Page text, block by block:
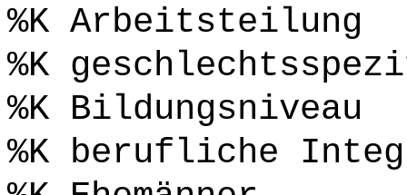
%K Arbeitsteilung
%K
%K Bildungsniveau
%K berufliche